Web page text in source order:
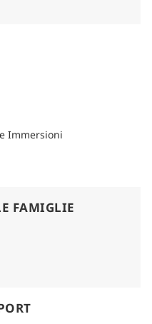
Immersioni
FAMIGLIE